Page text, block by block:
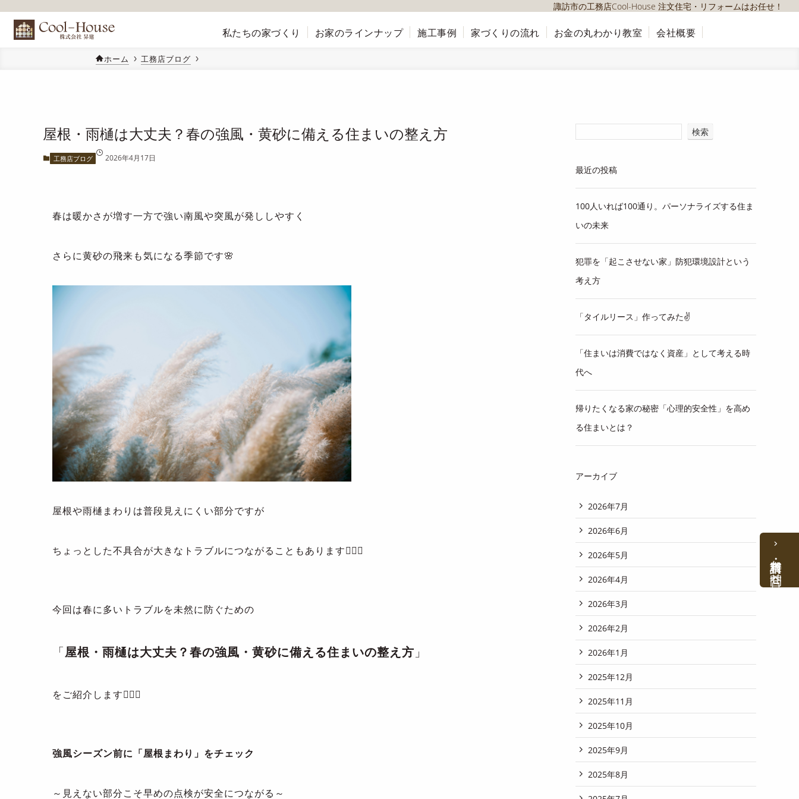
ホーム 工務店ブログ
屋根・雨樋は大丈夫？春の強風・黄砂に備える住まいの整え方
工務店ブログ 2026年4月17日
春は暖かさが増す一方で強い南風や突風が発ししやすく
さらに黄砂の飛来も気になる季節です🌸
屋根や雨樋まわりは普段見えにくい部分ですが
ちょっとした不具合が大きなトラブルにつながることもあります🙅🏻‍♀️
今回は春に多いトラブルを未然に防ぐための
「屋根・雨樋は大丈夫？春の強風・黄砂に備える住まいの整え方 」
をご紹介します💁🏻‍♀️
強風シーズン前に「屋根まわり」をチェック
～見えない部分こそ早めの点検が安全につながる～
検索
最近の投稿
100人いれば100通り。パーソナライズする住ま
いの未来
犯罪を「起こさせない家」防犯環境設計という
考え方
「タイルリース」作ってみた✌
「住まいは消費ではなく資産」として考える時
代へ
帰りたくなる家の秘密「心理的安全性」を高め
る住まいとは？
アーカイブ
2026年7月
2026年6月
2026年5月
2026年4月
2026年3月
2026年2月
2026年1月
2025年12月
2025年11月
2025年10月
2025年9月
2025年8月
資料請求・お問合せ
諏訪市の工務店Cool-House 注文住宅・リフォームはお任せ！
私たちの家づくり お家のラインナップ 施工事例 家づくりの流れ お金の丸わかり教室 会社概要